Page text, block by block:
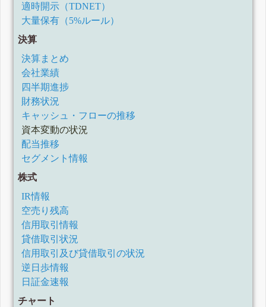
適時開示（TDNET）
大量保有（5%ルール）
決算
決算まとめ
会社業績
四半期進捗
財務状況
キャッシュ・フローの推移
資本変動の状況
配当推移
セグメント情報
株式
IR情報
空売り残高
信用取引情報
貸借取引状況
信用取引及び貸借取引の状況
逆日歩情報
日証金速報
チャート